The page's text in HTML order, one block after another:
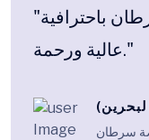
"تم التعامل مع علاجي للسرطان باحترافية
عالية ورحمة."
سرطان